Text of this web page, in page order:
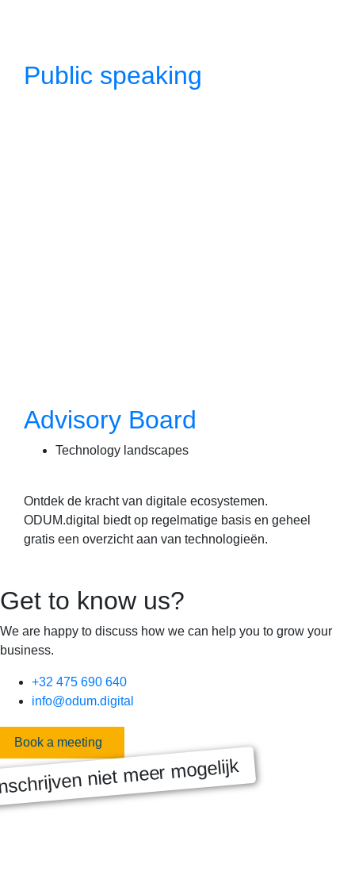
Public speaking
Advisory Board
Technology landscapes
Ontdek de kracht van digitale ecosystemen.
ODUM.digital biedt op regelmatige basis en geheel
gratis een overzicht aan van technologieën.
Get to know us?
We are happy to discuss how we can help you to grow your
business.
+32 475 690 640
info@odum.digital
Book a meeting
niet meer mogelijk
MASTERCLASS 2025